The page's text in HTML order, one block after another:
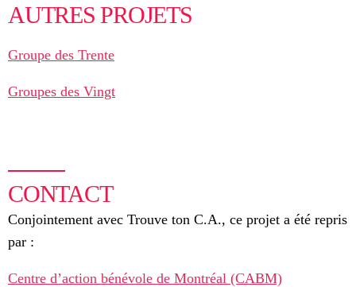
AUTRES PROJETS
Groupe des Trente
Groupes des Vingt
CONTACT
Conjointement avec Trouve ton C.A., ce projet a été repris
par :
Centre d’action bénévole de Montréal (CABM)